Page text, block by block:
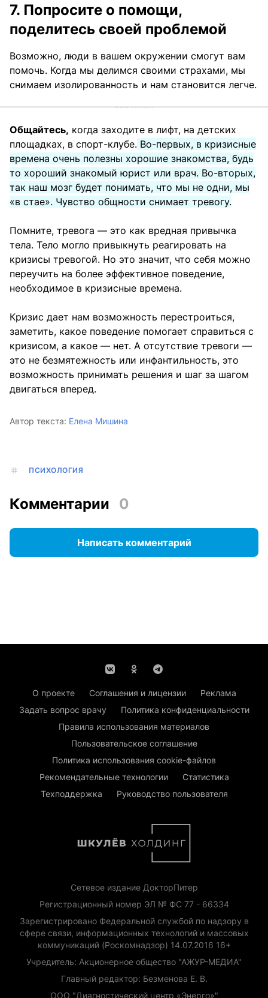
7. Попросите о помощи,
поделитесь своей проблемой
Возможно, люди в вашем окружении смогут вам
помочь. Когда мы делимся своими страхами, мы
снимаем изолированность и нам становится легче.
Общайтесь, когда заходите в лифт, на детских
площадках, в спорт-клубе. Во-первых, в кризисные
времена очень полезны хорошие знакомства, будь
то хороший знакомый юрист или врач. Во-вторых,
так наш мозг будет понимать, что мы не одни, мы
«в стае». Чувство общности снимает тревогу.
Помните, тревога — это как вредная привычка
тела. Тело могло привыкнуть реагировать на
кризисы тревогой. Но это значит, что себя можно
переучить на более эффективное поведение,
необходимое в кризисные времена.
Кризис дает нам возможность перестроиться,
заметить, какое поведение помогает справиться с
кризисом, а какое — нет. А отсутствие тревоги —
это не безмятежность или инфантильность, это
возможность принимать решения и шаг за шагом
двигаться вперед.
Автор текста: Елена Мишина
ПСИХОЛОГИЯ
Комментарии 0
Написать комментарий
О проекте Соглашения и лицензии
Реклама
Задать вопрос врачу
Политика конфиденциальности
Правила использования материалов
Пользовательское соглашение
Политика использования cookie-файлов
Рекомендательные технологии
Статистика
Техподдержка
Руководство пользователя
Сетевое издание ДокторПитер
Регистрационный номер ЭЛ № ФС 77 - 66334
Зарегистрировано Федеральной службой по надзору в
сфере связи, информационных технологий и массовых
коммуникаций (Роскомнадзор) 14.07.2016 16+
Учредитель: Акционерное общество "АЖУР-МЕДИА"
Главный редактор: Безменова Е. В.
ООО "Диагностический центр «Энерго»"